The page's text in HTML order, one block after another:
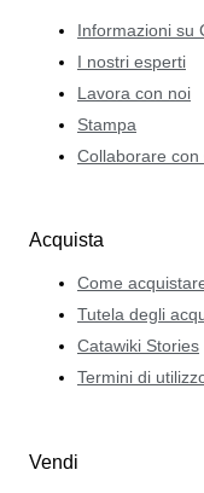
Informazioni su
I nostri esperti
Lavora con noi
Stampa
Collaborare con
Acquista
Come
Tutela degli
Catawiki Stories
Termini di
Vendi